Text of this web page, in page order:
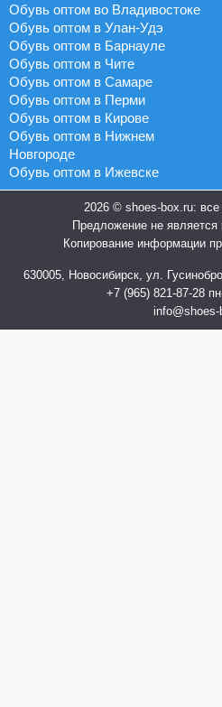
Обувь оптом во Владивостоке
Обувь оптом в Улан-Удэ
Обувь оптом в Барнауле
Обувь оптом в Чите
Обувь оптом в Самаре
Обувь оптом в Перми
Обувь оптом в Кирове
Обувь оптом в Нижнем
Новгороде
Обувь оптом в Ижевске
2026 © shoes-box.ru:
Предложение не является
Копирование информации
630005, Новосибирск, ул.
+7 (965) 821-87-28
info@shoes-